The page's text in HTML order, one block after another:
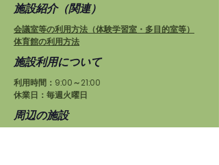
施設紹介（関連）
会議室等の利用方法（体験学習室・多目的室等）
体育館の利用方法
施設利用について
利用時間：9:00～21:00
休業日：毎週火曜日
周辺の施設